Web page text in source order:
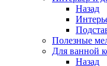
Назад
Полезные
Для ванной
Назад